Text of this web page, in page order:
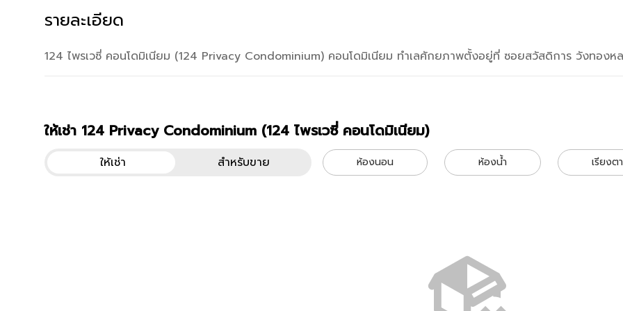
ให้เช่า 124 Privacy Condominium (124 ไพรเวซี่ คอนโดมิเนียม)
ยูนิตโครงการทั้งหมด
ให้เช่าคอนโด 124 Privacy Condominium (124 ไพรเวซี่ คอนโดมิเนียม)
สำหรับขายคอนโด 124 Privacy Condominium (124 ไพรเวซี่ คอนโดมิเนียม)
ห้องนอน ห้องน้ำ เรียงต
รายละเอียด
124 ไพรเวซี่ คอนโดมิเนียม (124 Privacy Condominium) คอนโดมิเนียม ทำเลศักยภาพตั้งอยู่ที่ ซอยสวัสดิการ วังทองห